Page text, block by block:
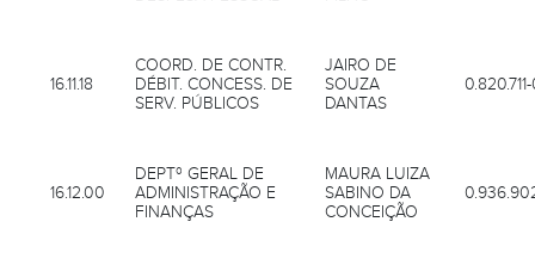
16.11.18
COORD. DE CONTR.
DÉBIT. CONCESS. DE
SERV. PÚBLICOS
JAIRO DE
SOUZA
DANTAS
16.12.00
DEPTº GERAL DE
ADMINISTRAÇÃO E
FINANÇAS
MAURA LUIZA
SABINO DA
CONCEIÇÃO